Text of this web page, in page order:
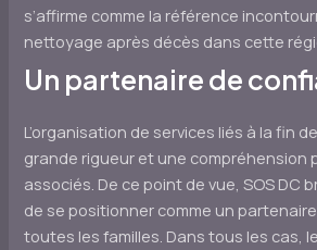
s’affirme comme la référence
nettoyage après décès dans cette
Un partenaire de
L’organisation de services liés à la fin
grande rigueur et une compréhension
associés. De ce point de vue, SOS DC
de se positionner comme un
toutes les familles. Dans tous les cas,